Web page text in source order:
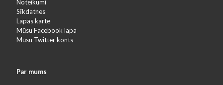
Noteikumi
Sīkdatnes
Lapas karte
Mūsu Facebook lapa
Mūsu Twitter konts
Par mums